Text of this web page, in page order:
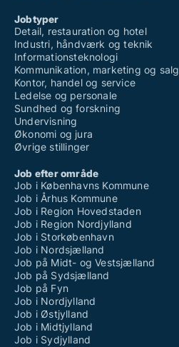
Jobtyper
Detail, restauration og hotel
Industri, håndværk og teknik
Informationsteknologi
Kommunikation, marketing og salg
Kontor, handel og service
Ledelse og personale
Sundhed og forskning
Undervisning
Økonomi og jura
Øvrige stillinger
Job efter område
Job i Københavns Kommune
Job i Århus Kommune
Job i Region Hovedstaden
Job i Region Nordjylland
Job i Storkøbenhavn
Job i Nordsjælland
Job på Midt- og Vestsjælland
Job på Sydsjælland
Job på Fyn
Job i Nordjylland
Job i Østjylland
Job i Midtjylland
Job i Sydjylland